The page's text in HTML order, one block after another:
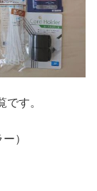
す。
）